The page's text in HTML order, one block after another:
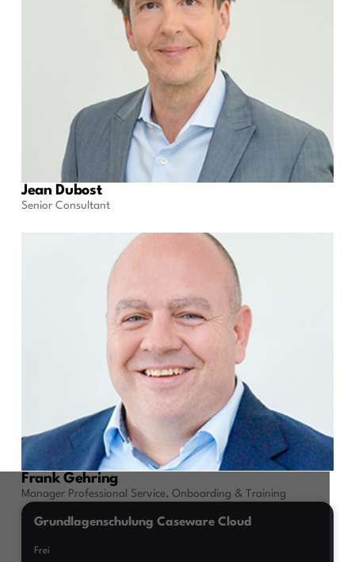
Jean Dubost
Senior Consultant
Frank Gehring
Manager Professional Service, Onboarding & Training
Grundlagenschulung Caseware Cloud
Frei